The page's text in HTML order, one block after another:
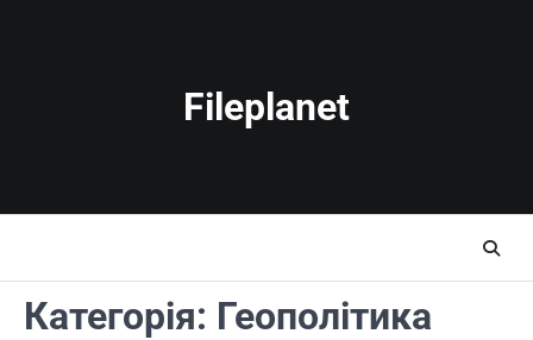
Fileplanet
Категорія: Геополітика